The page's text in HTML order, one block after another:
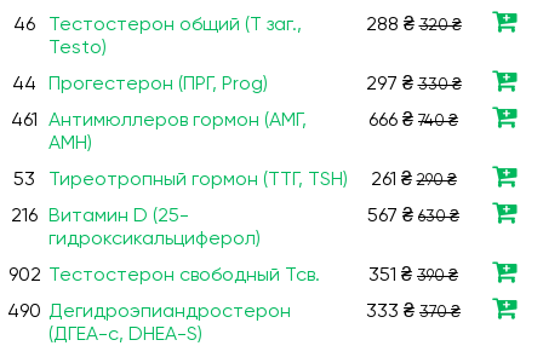
46
Тестостерон общий (Т заг.,
Testo)
288 ₴320 ₴
44 Прогестерон (ПРГ, Prog) 297 ₴330 ₴
461
Антимюллеров гормон (AMГ,
AMH)
666 ₴ 740 ₴
53 Тиреотропный гормон (ТТГ, TSH) 261 ₴290 ₴
216
Витамин D (25-
гидроксикальциферол)
567 ₴ 630 ₴
902 Тестостерон свободный Тсв. 351 ₴ 390 ₴
490 Дегидроэпиандростерон
(ДГЕА-с, DHEA-S)
333 ₴ 370 ₴